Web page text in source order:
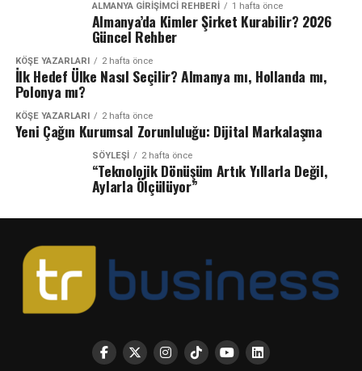
ALMANYA GIRIŞIMCI REHBERI 1 hafta önce
Almanya’da Kimler Şirket Kurabilir? 2026
Güncel Rehber
KÖŞE YAZARLARI 2 hafta önce
İlk Hedef Ülke Nasıl Seçilir? Almanya mı, Hollanda mı,
Polonya mı?
KÖŞE YAZARLARI 2 hafta önce
Yeni Çağın Kurumsal Zorunluluğu: Dijital Markalaşma
SÖYLEŞİ 2 hafta önce
“Teknolojik Dönüşüm Artık Yıllarla Değil,
Aylarla Ölçülüyor”